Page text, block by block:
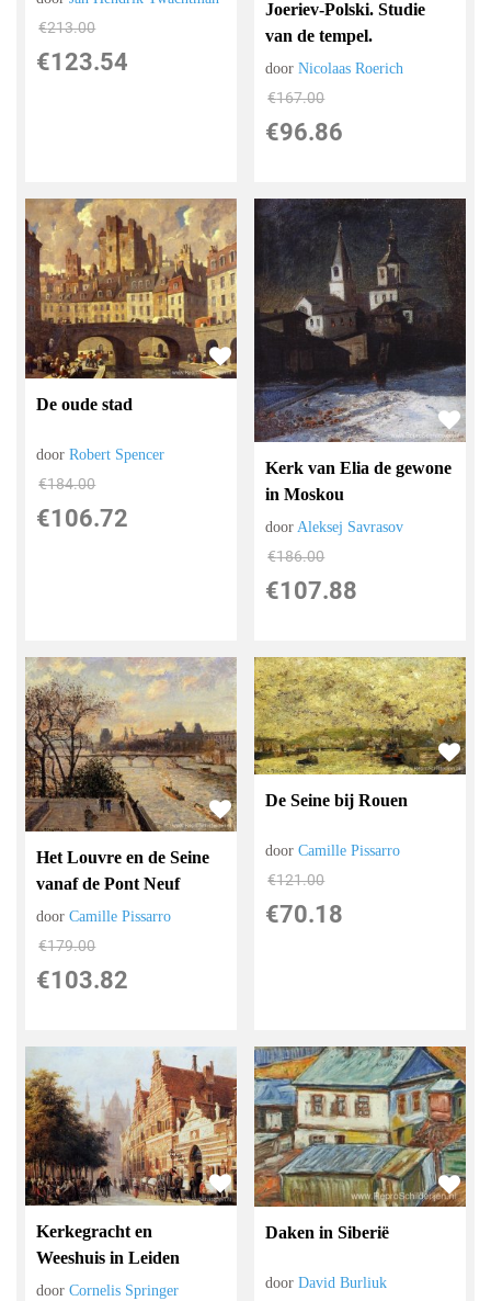
€213.00
€123.54
Joeriev-Polski. Studie
van de tempel.
doorNicolaas Roerich
€167.00
€96.86
De oude stad
doorRobert Spencer
€184.00
€106.72
Kerk van Elia de gewone
in Moskou
doorAleksej Savrasov
€186.00
€107.88
Het Louvre en de Seine
vanaf de Pont Neuf
doorCamille Pissarro
€179.00
€103.82
De Seine bij Rouen
doorCamille Pissarro
€121.00
€70.18
Kerkegracht en
Weeshuis in Leiden
doorCornelis Springer
Daken in Siberië
doorDavid Burliuk